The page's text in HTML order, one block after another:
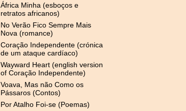
África Minha (esboços e
retratos africanos)
No Verão Fico Sempre Mais
Nova (romance)
Coração Independente (crónica
de um ataque cardíaco)
Wayward Heart (english version
of Coração Independente)
Voava, Mas não Como os
Pássaros (Contos)
Por Atalho Foi-se (Poemas)